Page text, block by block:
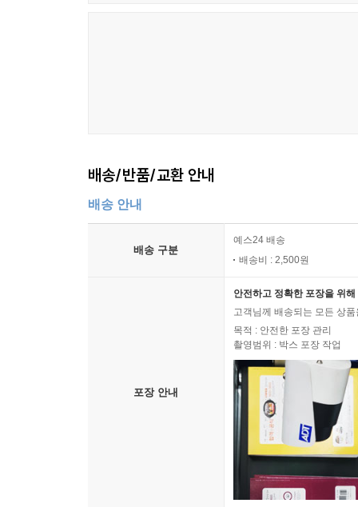
배송/반품/교환 안내
배송 안내
배송 구분
예스24 배송
배송비 : 2,500원
포장 안내
안전하고 정확한 포장을 위
고객님께 배송되는 모든 상
목적 : 안전한 포장 관리
촬영범위 : 박스 포장 작업